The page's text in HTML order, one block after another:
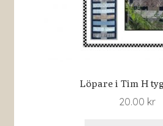
Löpare i Tim H
20.00 kr